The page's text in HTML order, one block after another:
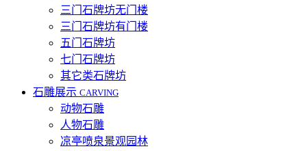
三门石牌坊无门楼
三门石牌坊有门楼
五门石牌坊
七门石牌坊
其它类石牌坊
石雕展示 CARVING
动物石雕
人物石雕
凉亭喷泉景观园林